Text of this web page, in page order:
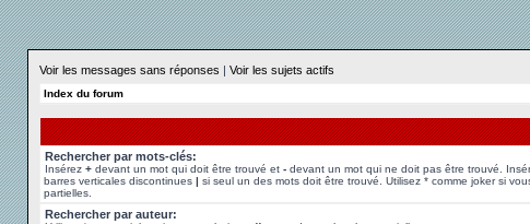
Voir les messages sans réponses | Voir les sujets actifs
Index du forum
Rechercher par mots-clés:
Insérez + devant un mot qui doit être trouvé et - devant un mot qui ne doit pas être trouvé.
barres verticales discontinues | si seul un des mots doit être trouvé. Utilisez * comme joker si
partielles.
Rechercher par auteur: